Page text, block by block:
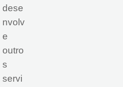
dese
nvolv
e
outro
s
servi